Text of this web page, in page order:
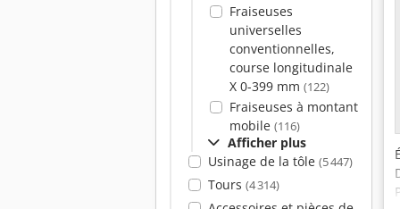
Fraiseuses
universelles
conventionnelles,
course longitudinale
X 0-399 mm (122)
Fraiseuses à montant
mobile (116)
Afficher plus
Usinage de la tôle (5 447)
Tours (4 314)